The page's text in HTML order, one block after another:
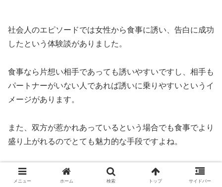
社会人のエピソードでは女性から食事に誘い、告白に成功
したという体験談がありました。
食事なら片想い相手であっても誘いやすいですし、相手も
パートナーがいない人であれば誘いに乗りやすいというイ
メージがあります。
また、双方が惹かれあっているという場合でも食事でより
盛り上がれるのでとても魅力的な手段ですよね。
メニュー ホーム 検索 トップ サイドバー